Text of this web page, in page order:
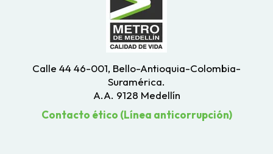
Calle 44 46-001, Bello-Antioquia-Colombia-
Suramérica.
A.A. 9128 Medellín
Contacto ético (Línea anticorrupción)